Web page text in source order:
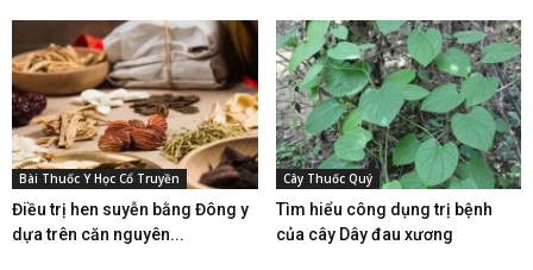
Bài Thuốc Y Học Cổ Truyền
Điều trị hen suyễn bằng Đông y
dựa trên căn nguyên...
Cây Thuốc Quý
Tìm hiểu công dụng trị bệnh
của cây Dây đau xương